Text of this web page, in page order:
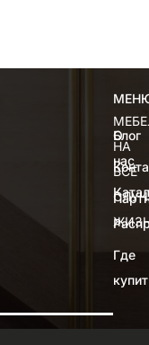
О
нас
Где
Блог
НА
ВСЕ